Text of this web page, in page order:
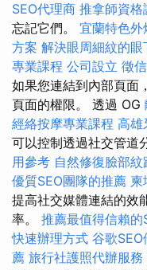
SEO代理商 推拿師資格
忘記它們。 宜蘭特色外
方案 解決眼周細紋的眼
專業課程 公司設立 徵
如果您連結到內部頁面
頁面的權限。 透過 OG
經絡按摩專業課程 高雄
可以控制透過社交管道
用參考 自然修復臉部
優質SEO團隊的推薦 柬
提高社交媒體連結的效
率。 推薦最值得信賴的
快速辦理方式 谷歌SEO
薦 旅行社護照代辦服務